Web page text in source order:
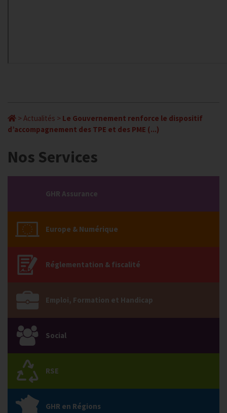
> Actualités > Le Gouvernement renforce le dispositif
d’accompagnement des TPE et des PME (...)
Nos Services
GHR Assurance
Europe & Numérique
Réglementation & fiscalité
Emploi, Formation et Handicap
Social
RSE
GHR en Régions